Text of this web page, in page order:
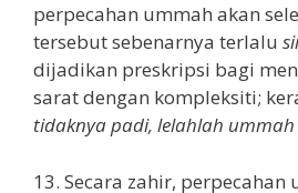
perpecahan ummah akan
tersebut sebenarnya terlalu
dijadikan preskripsi bagi
sarat dengan kompleksiti;
tidaknya padi, lelahlah
13. Secara zahir, perpecahan